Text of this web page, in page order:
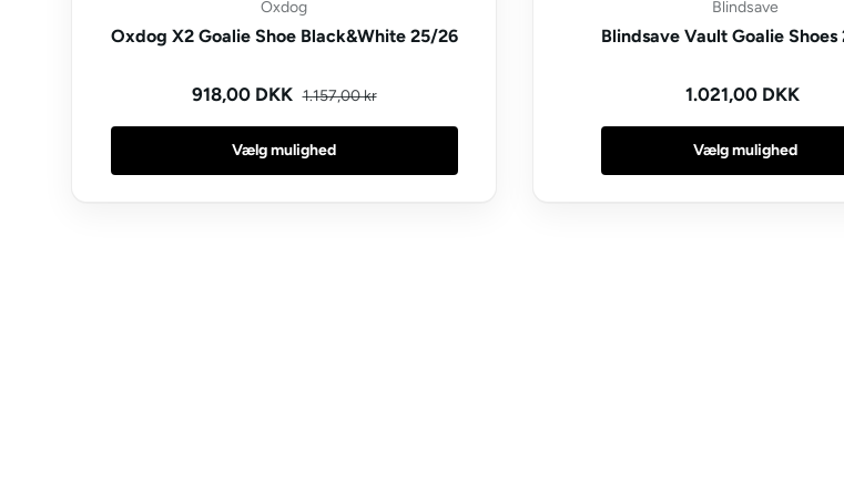
Oxdog
Oxdog X2 Goalie Shoe Black&White 25/26
Kampagnepris
918,00 DKK Normal pris
1.157,00 kr
Vælg mulighed
Blindsave
Blindsave Vault Goalie Shoes
Normal pris
1.021,00 DKK
Vælg mulighed